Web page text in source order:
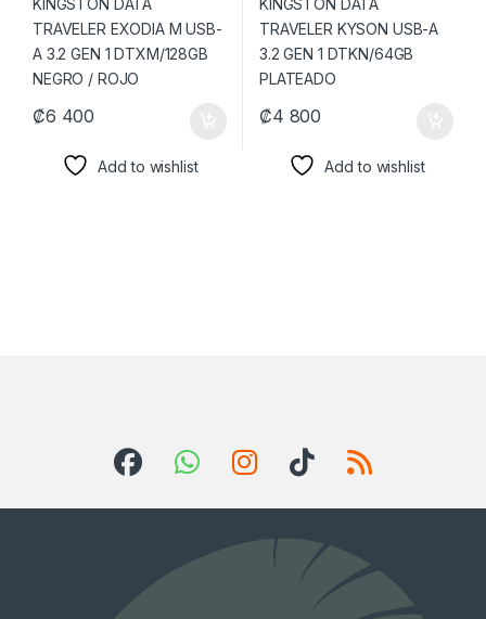
₡6 400
Add to wishlist
₡4 800
Add to wishlist